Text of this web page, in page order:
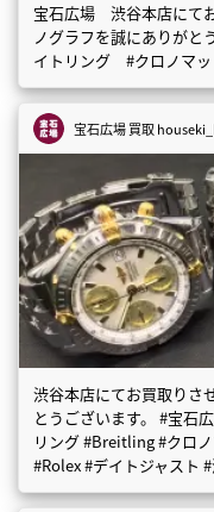
宝石広場 渋谷本店にて
ノグラフを誠にありが
イトリング #クロノマ
宝石広場 買取
渋谷本店にてお買取りさ
とうございます。 #宝石
リング #Breitling #クロ
#Rolex #デイトジャスト